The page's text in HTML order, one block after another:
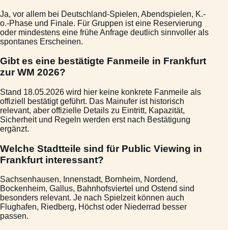
Ja, vor allem bei Deutschland-Spielen, Abendspielen, K.-
o.-Phase und Finale. Für Gruppen ist eine Reservierung
oder mindestens eine frühe Anfrage deutlich sinnvoller als
spontanes Erscheinen.
Gibt es eine bestätigte Fanmeile in Frankfurt
zur WM 2026?
Stand 18.05.2026 wird hier keine konkrete Fanmeile als
offiziell bestätigt geführt. Das Mainufer ist historisch
relevant, aber offizielle Details zu Eintritt, Kapazität,
Sicherheit und Regeln werden erst nach Bestätigung
ergänzt.
Welche Stadtteile sind für Public Viewing in
Frankfurt interessant?
Sachsenhausen, Innenstadt, Bornheim, Nordend,
Bockenheim, Gallus, Bahnhofsviertel und Ostend sind
besonders relevant. Je nach Spielzeit können auch
Flughafen, Riedberg, Höchst oder Niederrad besser
passen.